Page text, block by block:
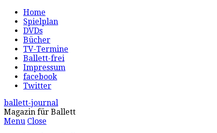
Home
Spielplan
DVDs
Bücher
TV-Termine
Ballett-frei
Impressum
facebook
Twitter
ballett-journal
Magazin für Ballett
Menu Close